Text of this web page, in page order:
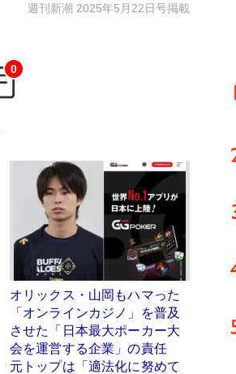
週刊新潮 2025年5月22日号掲載
0
オリックス・山岡もハマった
「オンラインカジノ」を普及
させた「日本最大ポーカー大
会を運営する企業」の責任
元トップは「適法化に努めて